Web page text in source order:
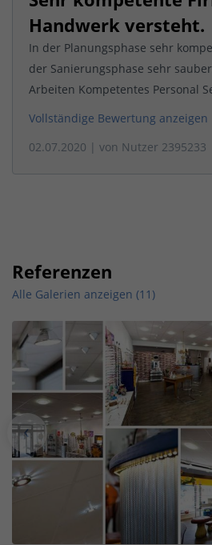
Handwerk versteht.
In der Planungsphase sehr
der Sanierungsphase sehr
Arbeiten Kompetentes Personal
Vollständige Bewertung anzeigen
02.07.2020 | von Nutzer 2395233
Referenzen
Alle Galerien anzeigen (11)